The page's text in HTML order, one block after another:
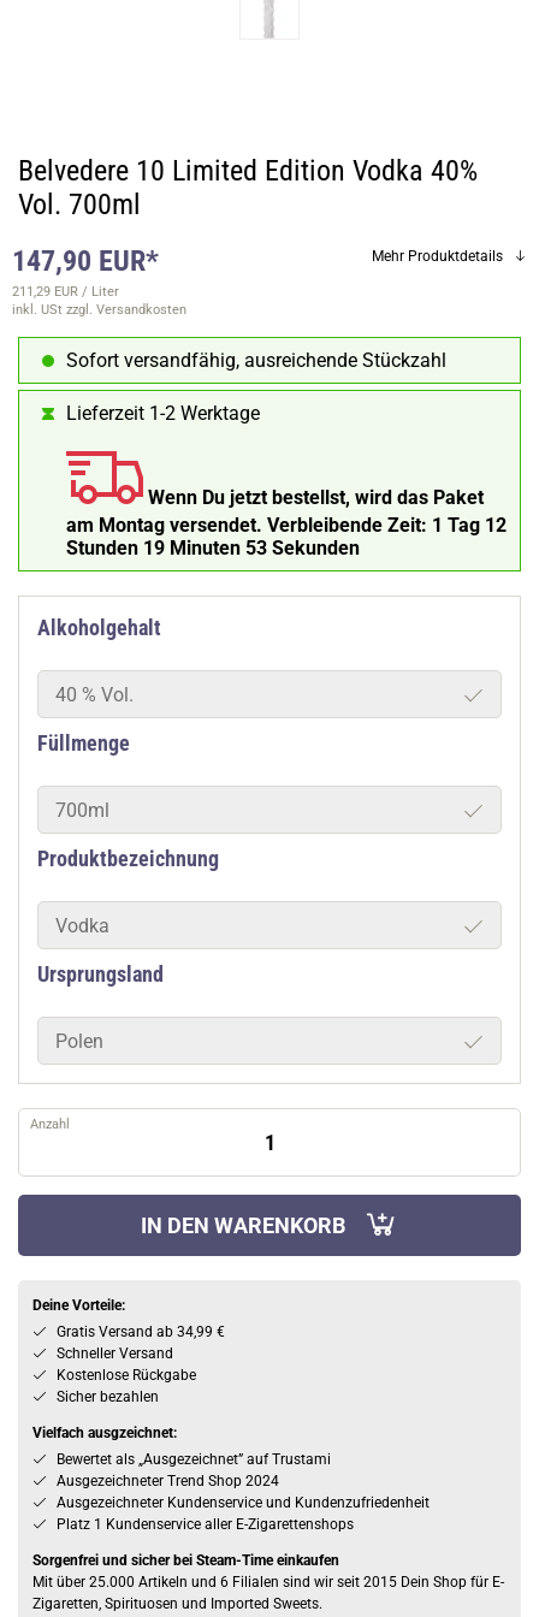
Belvedere 10 Limited Edition Vodka 40%
Vol. 700ml
147,90 EUR*
211,29 EUR / Liter
inkl. USt zzgl. Versandkosten
Mehr Produktdetails
Sofort versandfähig, ausreichende Stückzahl
Lieferzeit 1-2 Werktage
Wenn Du jetzt bestellst, wird das Paket
am Montag versendet. Verbleibende Zeit: 1 Tag 12
Stunden 19 Minuten 52 Sekunden
Alkoholgehalt
40 % Vol.
Füllmenge
700ml
Produktbezeichnung
Vodka
Ursprungsland
Polen
Anzahl
IN DEN WARENKORB
Deine Vorteile:
Gratis Versand ab 34,99 €
Schneller Versand
Kostenlose Rückgabe
Sicher bezahlen
Vielfach ausgzeichnet:
Bewertet als „Ausgezeichnet” auf Trustami
Ausgezeichneter Trend Shop 2024
Ausgezeichneter Kundenservice und Kundenzufriedenheit
Platz 1 Kundenservice aller E-Zigarettenshops
Sorgenfrei und sicher bei Steam-Time einkaufen
Mit über 25.000 Artikeln und 6 Filialen sind wir seit 2015 Dein Shop für E-
Zigaretten, Spirituosen und Imported Sweets.